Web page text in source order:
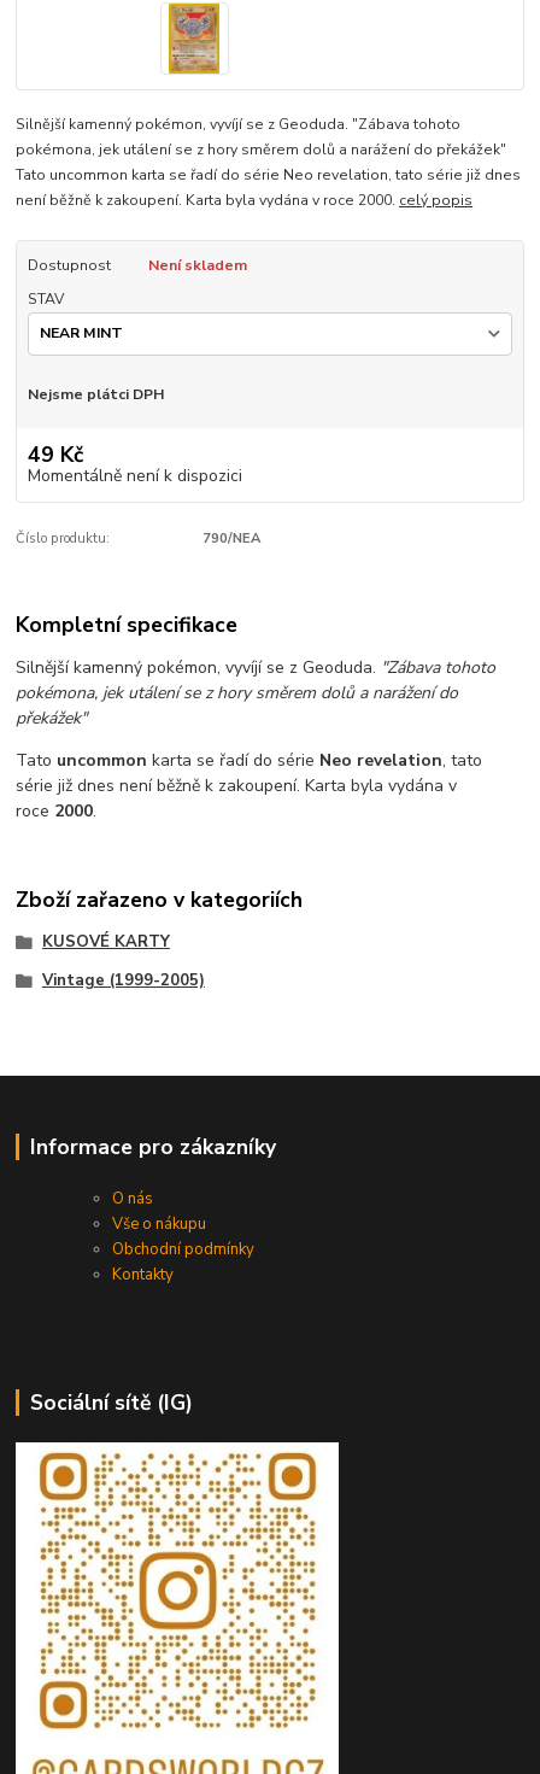
Silnější kamenný pokémon, vyvíjí se z Geoduda. "Zábava tohoto
pokémona, jek utálení se z hory směrem dolů a narážení do překážek"
Tato uncommon karta se řadí do série Neo revelation, tato série již dnes
není běžně k zakoupení. Karta byla vydána v roce 2000. celý popis
Dostupnost
Není skladem
STAV
Nejsme plátci DPH
49 Kč
Momentálně není k dispozici
Číslo produktu: 790/NEA
Kompletní specifikace
Silnější kamenný pokémon, vyvíjí se z Geoduda. "Zábava tohoto
pokémona, jek utálení se z hory směrem dolů a narážení do
překážek"
Tato uncommon karta se řadí do série Neo revelation, tato
série již dnes není běžně k zakoupení. Karta byla vydána v
roce 2000.
Zboží zařazeno v kategoriích
KUSOVÉ KARTY
Vintage (1999-2005)
Informace pro zákazníky
O nás
Vše o nákupu
Obchodní podmínky
Kontakty
Sociální sítě (IG)